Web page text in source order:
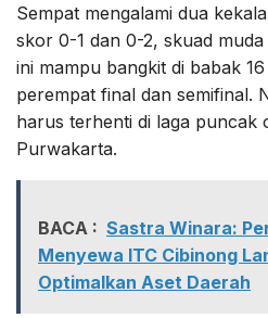
Sempat mengalami dua
skor 0-1 dan 0-2, skuad
ini mampu bangkit di babak
perempat final dan semifinal.
harus terhenti di laga puncak
Purwakarta.
BACA : Sastra Winara:
Menyewa ITC Cibinong
Optimalkan Aset Daerah